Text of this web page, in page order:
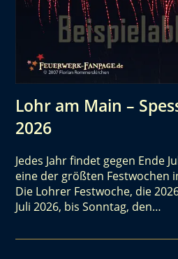
Lohr am Main –
2026
Jedes Jahr findet gegen Ende
eine der größten Festwochen
Die Lohrer Festwoche, die
Juli 2026, bis Sonntag, den…